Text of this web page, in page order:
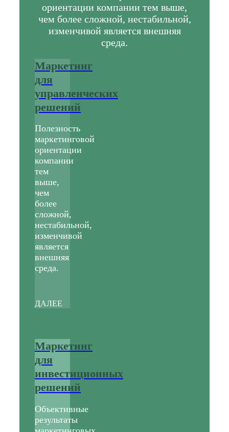
ориентации компании тем выше,
чем более сложной, нестабильной,
изменчивой является внешняя
среда.
Маркетинг
для
управленческих
решений
Полезность
маркетинговой
ориентации
компании
тем
выше,
чем
более
сложной,
нестабильной,
изменчивой
является
внешняя
среда.
ДАЛЕЕ
Маркетинг
для
инвестиционных
решений
Объективные
результаты